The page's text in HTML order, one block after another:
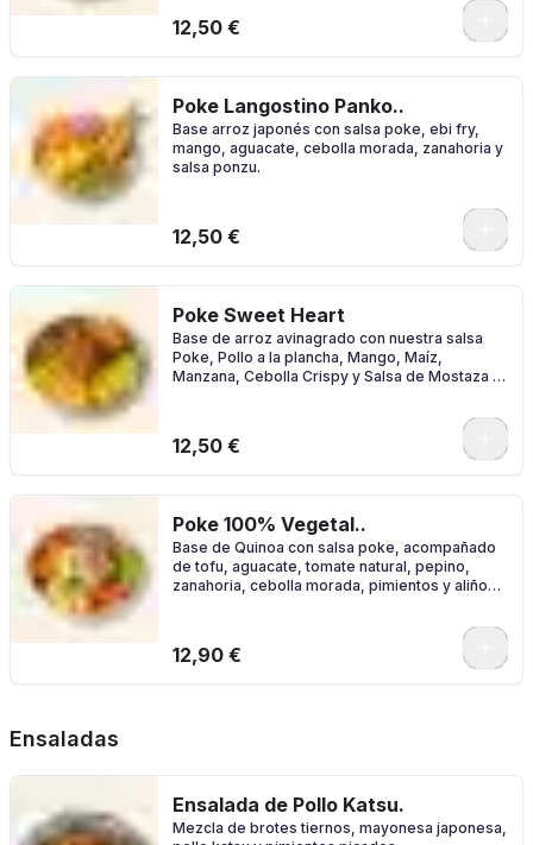
12,50 €
Poke Langostino Panko..
Base arroz japonés con salsa poke, ebi fry,
mango, aguacate, cebolla morada, zanahoria y
salsa ponzu.
12,50 €
Poke Sweet Heart
Base de arroz avinagrado con nuestra salsa
Poke, Pollo a la plancha, Mango, Maíz,
Manzana, Cebolla Crispy y Salsa de Mostaza y
12,50 €
Poke 100% Vegetal..
Base de Quinoa con salsa poke, acompañado
de tofu, aguacate, tomate natural, pepino,
zanahoria, cebolla morada, pimientos y aliño
12,90 €
Ensaladas
Ensalada de Pollo Katsu.
Mezcla de brotes tiernos, mayonesa japonesa,